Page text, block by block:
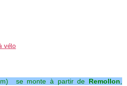
vélo
se monte à partir de Remollon